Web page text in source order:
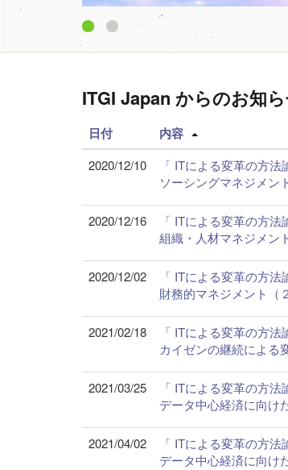
ITGI Japan からのお知
日付 内容
2020/12/10
「 ITによる変革の方
ソーシングマネジメン
2020/12/16
「 ITによる変革の方
組織・人材マネジメン
2020/12/02
「 ITによる変革の方
財務的マネジメント（
2021/02/18
「 ITによる変革の方
カイゼンの継続による
2021/03/25
「 ITによる変革の方
データ中心経済に向け
2021/04/02
「 ITによる変革の方
データ中心経済に向け